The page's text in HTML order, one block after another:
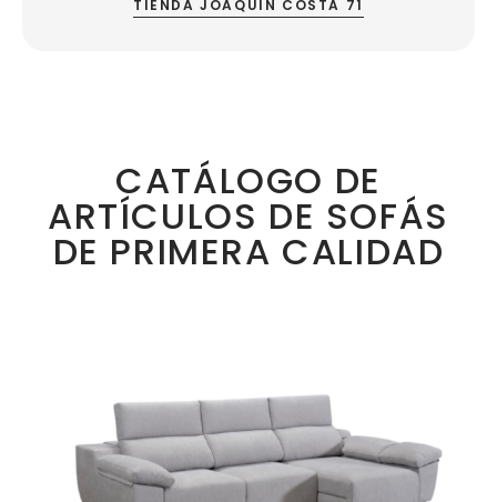
TIENDA JOAQUÍN COSTA 71
CATÁLOGO DE
ARTÍCULOS DE SOFÁS
DE PRIMERA CALIDAD